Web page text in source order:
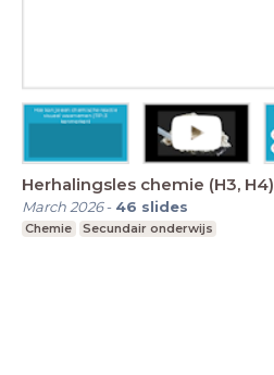
Herhalingsles chemie (H3, H4)
March 2026- 46 slides
Chemie Secundair onderwijs